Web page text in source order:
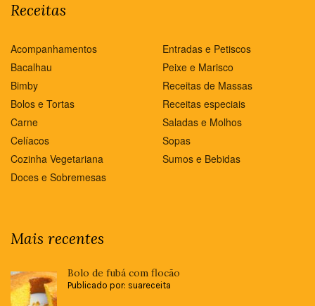
Receitas
Acompanhamentos
Bacalhau
Bimby
Bolos e Tortas
Carne
Celíacos
Cozinha Vegetariana
Doces e Sobremesas
Entradas e Petiscos
Peixe e Marisco
Receitas de Massas
Receitas especiais
Saladas e Molhos
Sopas
Sumos e Bebidas
Mais recentes
Bolo de fubá com flocão
Publicado por: suareceita